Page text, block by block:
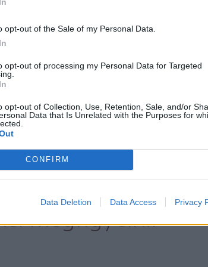
opt-out of the Sale of my Personal Data.
opt-out of processing my Personal Data for Targeted
opt-out of Collection, Use, Retention, Sale, and/or
Data that Is Unrelated with the Purposes for
CONFIRM
Data Deletion Data Access Privacy
távoli galaxisokat
a tavaszi
és amelyeket
közelében a
miatt kevésbé
megfigyelni.